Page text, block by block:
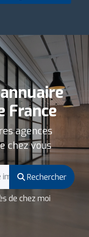
France
agences
chez vous
Rechercher
de chez moi